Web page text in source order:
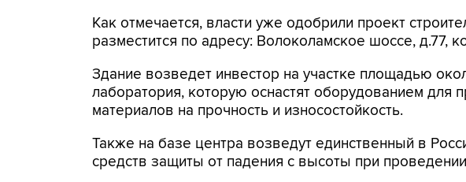
Как отмечается, власти уже одобрили проект
разместится по адресу: Волоколамское шоссе, д.77,
Здание возведет инвестор на участке площадью
лаборатория, которую оснастят оборудованием для
материалов на прочность и износостойкость.
Также на базе центра возведут единственный в
средств защиты от падения с высоты при